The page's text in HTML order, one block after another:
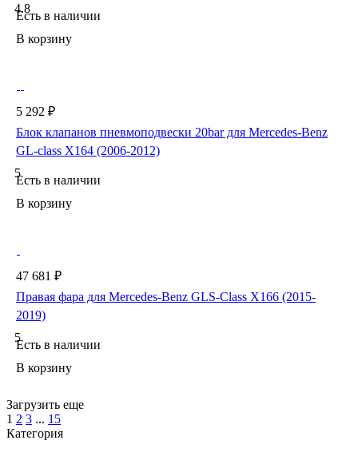
4.8
Есть в наличии
В корзину
5 292 ₽
Блок клапанов пневмоподвески 20bar для Mercedes-Benz
GL-class X164 (2006-2012)
5
Есть в наличии
В корзину
47 681 ₽
Правая фара для Mercedes-Benz GLS-Class X166 (2015-
2019)
5
Есть в наличии
В корзину
Загрузить еще
1 2 3 ... 15
Категория